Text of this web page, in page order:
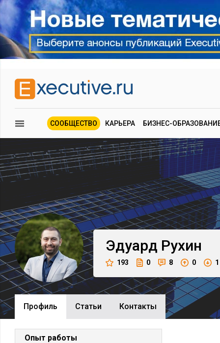
СООБЩЕСТВО КАРЬЕРА БИЗНЕС-
Эдуард Рухин
193 0 8 0 1
Профиль Cтатьи Контакты
Опыт работы